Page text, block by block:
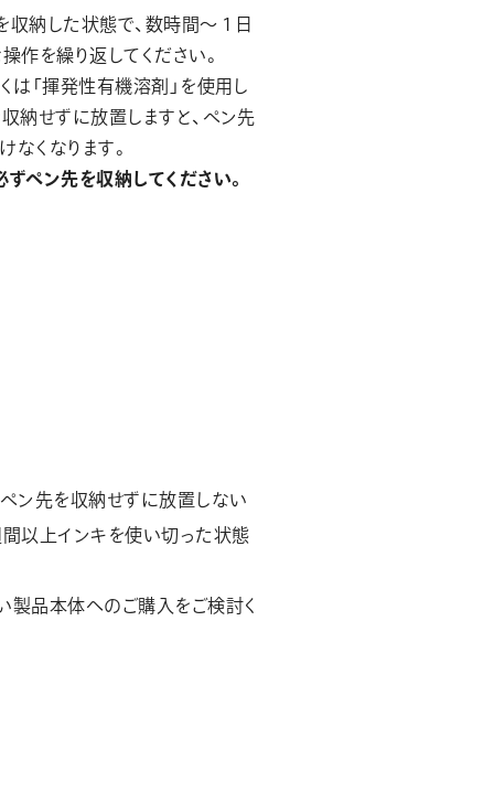
収納した状態で、数時間～１日
作を繰り返してください。
は「揮発性有機溶剤」を使用し
納せずに放置しますと、ペン先
なくなります。
ペン先を収納してください。
ペン先を収納せずに放置しない
間以上インキを使い切った状態
製品本体へのご購入をご検討く